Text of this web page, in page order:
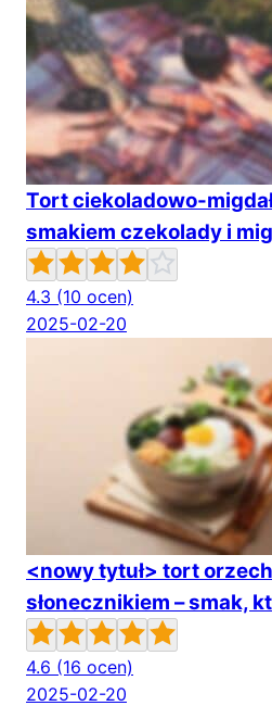
Tort ciekoladowo-
smakiem czekolady i
4.3 (10 ocen)
2025-02-20
<nowy tytuł> tort
słonecznikiem – smak,
4.6 (16 ocen)
2025-02-20